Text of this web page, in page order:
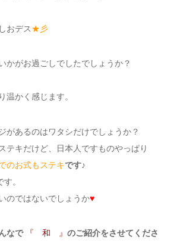
おデス★彡
かがお過ごしでしたでしょうか？
温かく感じます。
があるのはワタシだけでしょうか？
テキだけど、日本人ですものやっぱり
のお式もステキです♪
す。
のではないでしょうか♥
なで 『 和 』 のご紹介をさせてくださ